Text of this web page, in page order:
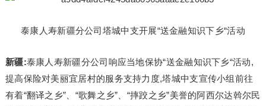
泰康人寿新疆分公司塔城中支开展“送金融知识下乡“活动
新疆:泰康人寿新疆分公司响应当地保协“送金融知识下乡“活动,
提高保险对美丽宜居村的服务支持力度,塔城中支宣传小组前往
有着“翻译之乡”、“歌舞之乡”、“摔跤之乡”美誉的阿西尔达斡尔民